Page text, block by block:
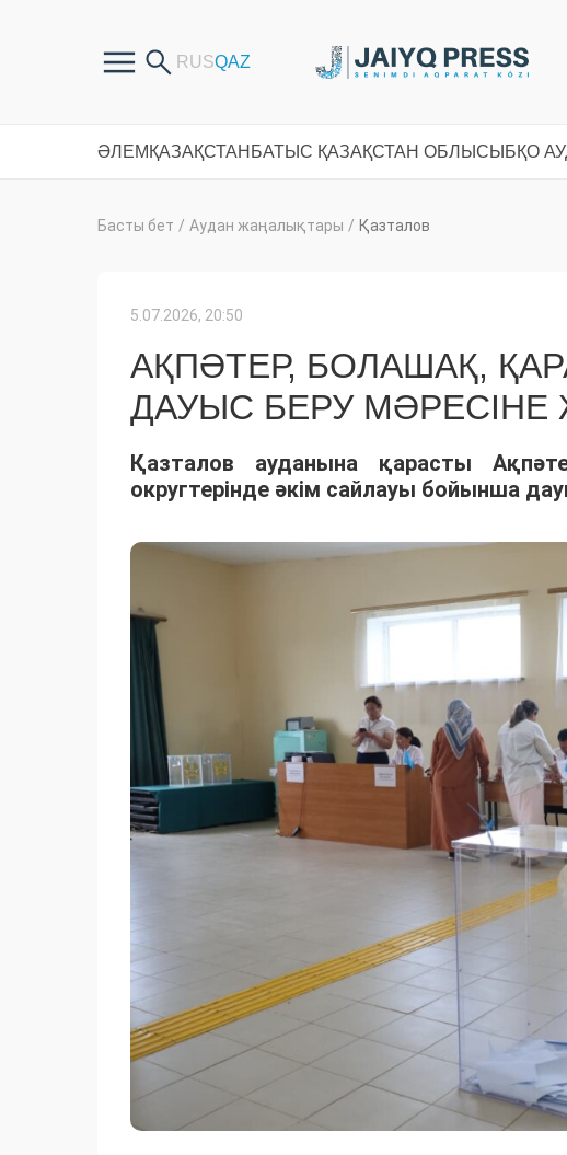
ӘЛЕМ ҚАЗАҚСТАН БАТЫС ҚАЗАҚСТАН ОБЛЫСЫ БҚО
Басты бет / Аудан жаңалықтары / Қазталов
5.07.2026, 20:50
АҚПӘТЕР, БОЛАШАҚ,
ДАУЫС БЕРУ МӘРЕСІНЕ
Қазталов ауданына қарасты
округтерінде әкім сайлауы бойынша